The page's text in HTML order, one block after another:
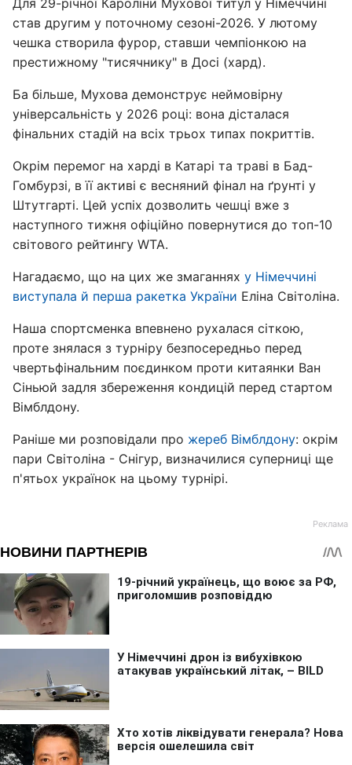
Для 29-річної Кароліни Мухової титул у Німеччині
став другим у поточному сезоні-2026. У лютому
чешка створила фурор, ставши чемпіонкою на
престижному "тисячнику" в Досі (хард).
Ба більше, Мухова демонструє неймовірну
універсальність у 2026 році: вона дісталася
фінальних стадій на всіх трьох типах покриттів.
Окрім перемог на харді в Катарі та траві в Бад-
Гомбурзі, в її активі є весняний фінал на ґрунті у
Штутгарті. Цей успіх дозволить чешці вже з
наступного тижня офіційно повернутися до топ-10
світового рейтингу WTA.
Нагадаємо, що на цих же змаганнях у Німеччині
виступала й перша ракетка України Еліна Світоліна.
Наша спортсменка впевнено рухалася сіткою,
проте знялася з турніру безпосередньо перед
чвертьфінальним поєдинком проти китаянки Ван
Сіньюй задля збереження кондицій перед стартом
Вімблдону.
Раніше ми розповідали про жереб Вімблдону: окрім
пари Світоліна - Снігур, визначилися суперниці ще
п'ятьох українок на цьому турнірі.